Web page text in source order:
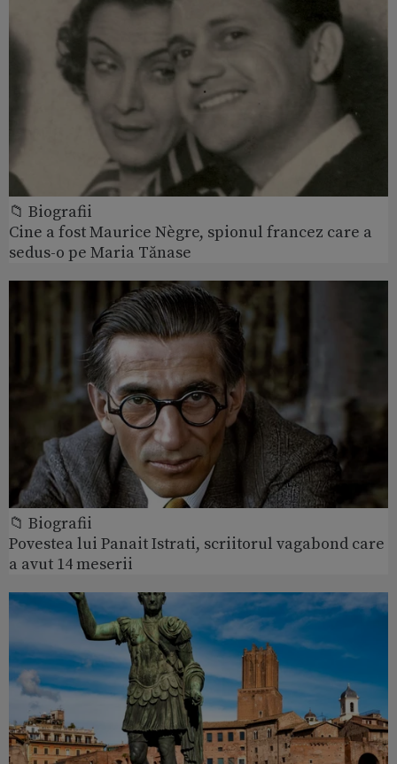
📁 Biografii
Cine a fost Maurice Nègre, spionul francez care a
sedus-o pe Maria Tănase
📁 Biografii
Povestea lui Panait Istrati, scriitorul vagabond care
a avut 14 meserii